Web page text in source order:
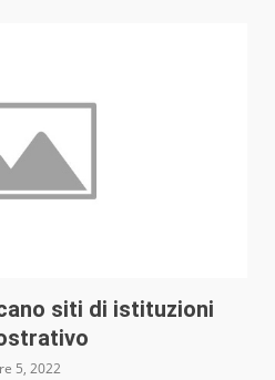
siti di istituzioni
5, 2022